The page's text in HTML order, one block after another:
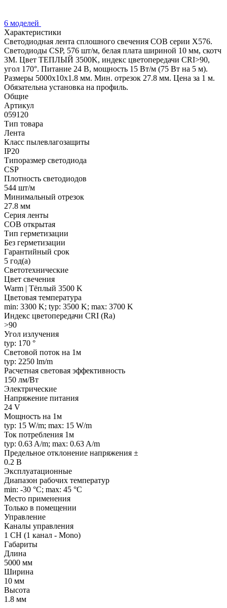
6 моделей
Характеристики
Светодиодная лента сплошного свечения COB серии X576.
Светодиоды CSP, 576 шт/м, белая плата шириной 10 мм, скотч
3M. Цвет ТЕПЛЫЙ 3500K, индекс цветопередачи CRI>90,
угол 170°. Питание 24 В, мощность 15 Вт/м (75 Вт на 5 м).
Размеры 5000x10x1.8 мм. Мин. отрезок 27.8 мм. Цена за 1 м.
Обязательна установка на профиль.
Общие
Артикул
059120
Тип товара
Лента
Класс пылевлагозащиты
IP20
Типоразмер светодиода
CSP
Плотность светодиодов
544 шт/м
Минимальный отрезок
27.8 мм
Серия ленты
COB открытая
Тип герметизации
Без герметизации
Гарантийный срок
5 год(а)
Светотехнические
Цвет свечения
Warm | Тёплый 3500 K
Цветовая температура
min: 3300 K; typ: 3500 K; max: 3700 K
Индекс цветопередачи CRI (Ra)
>90
Угол излучения
typ: 170 °
Световой поток на 1м
typ: 2250 lm/m
Расчетная световая эффективность
150 лм/Вт
Электрические
Напряжение питания
24 V
Мощность на 1м
typ: 15 W/m; max: 15 W/m
Ток потребления 1м
typ: 0.63 A/m; max: 0.63 A/m
Предельное отклонение напряжения ±
0.2 В
Эксплуатационные
Диапазон рабочих температур
min: -30 °C; max: 45 °C
Место применения
Только в помещении
Управление
Каналы управления
1 CH (1 канал - Mono)
Габариты
Длина
5000 мм
Ширина
10 мм
Высота
1.8 мм